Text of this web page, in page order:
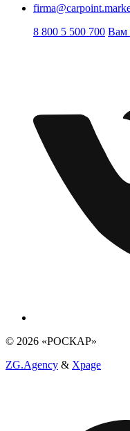
8 800 5 500 700 Вам
© 2026 «РОСКАР»
ZG.Agency & Xpage